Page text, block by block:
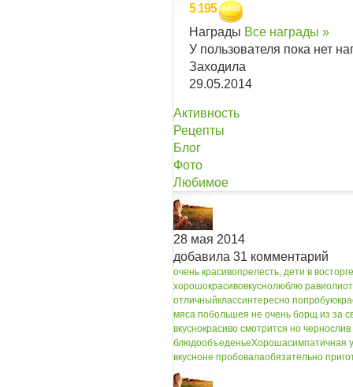
5 195
Награды Все награды »
У пользователя пока нет
Заходила
29.05.2014
Активность
Рецепты
Блог
Фото
Любимое
28 мая 2014
добавила 31 комментарий
очень красивопрелесть, дети в восторге
хорошокрасивовкуснолюблю равиоли
отличныйклассинтересно попробую
мяса побольшея не очень борщ из за
вкуснокрасиво смотрится но
блюдообъеденьеХорошасимпатичная
вкусноне пробовалаобязательно